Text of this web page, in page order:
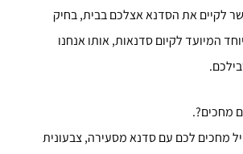
לקיים את הסדנא אצלכם בבית, בחיק
המיועד לקיום סדנאות, אותו אנחנו
מחכים?.
מחכים לכם עם סדנא מסעירה, צבעונית